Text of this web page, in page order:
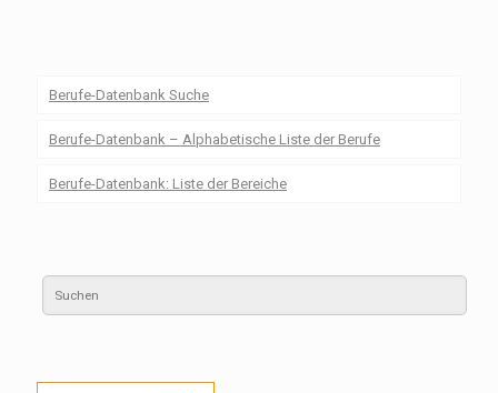
Berufe-Datenbank Suche
Berufe-Datenbank – Alphabetische Liste der Berufe
Berufe-Datenbank: Liste der Bereiche